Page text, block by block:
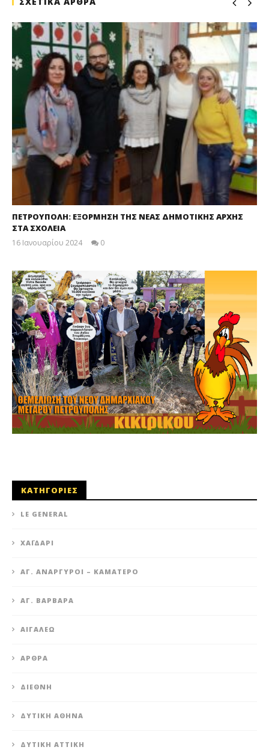
ΠΕΤΡΟΥΠΟΛΗ: ΕΞΟΡΜΗΣΗ ΤΗΣ ΝΕΑΣ ΔΗΜΟΤΙΚΗΣ ΑΡΧΗΣ
ΣΤΑ ΣΧΟΛΕΙΑ
16 Ιανουαρίου 2024
0
ΚΑΤΗΓΟΡΙΕΣ
LE GENERAL
XΑΪΔΆΡΙ
ΆΓ. ΑΝΆΡΓΥΡΟΙ – KΑΜΑΤΕΡΌ
ΑΓ. ΒΑΡΒΆΡΑ
ΑΙΓΆΛΕΩ
ΆΡΘΡΑ
ΔΙΕΘΝΉ
ΔΥΤΙΚΉ ΑΘΉΝΑ
ΔΥΤΙΚΉ ΑΤΤΙΚΉ